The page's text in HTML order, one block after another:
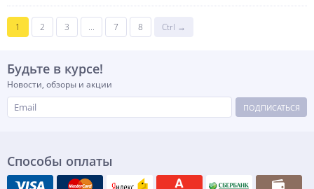
1 2 3 ... 7 8 Ctrl →
Будьте в курсе!
Новости, обзоры и акции
ПОДПИСАТЬСЯ
Способы оплаты